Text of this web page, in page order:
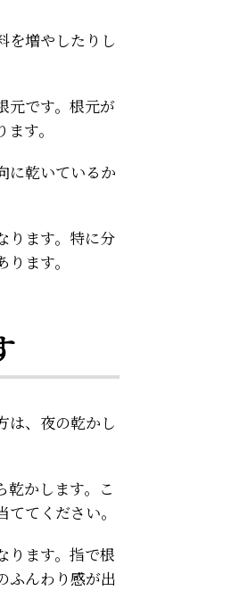
を増やしたりし
元です。根元が
す。
に乾いているか
ります。特に分
ます。
は、夜の乾かし
かします。こ
てください。
ります。指で根
ふんわり感が出